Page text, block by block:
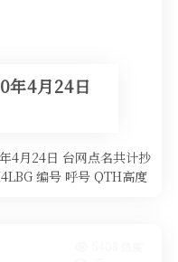
年4月24日
4月24日 台网点名共计抄
编号 呼号 QTH高度